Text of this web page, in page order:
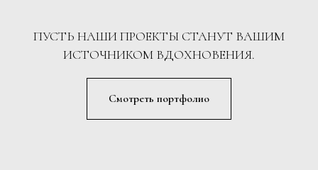
ПУСТЬ НАШИ ПРОЕКТЫ СТАНУТ ВАШИМ
ИСТОЧНИКОМ ВДОХНОВЕНИЯ.
Смотреть портфолио